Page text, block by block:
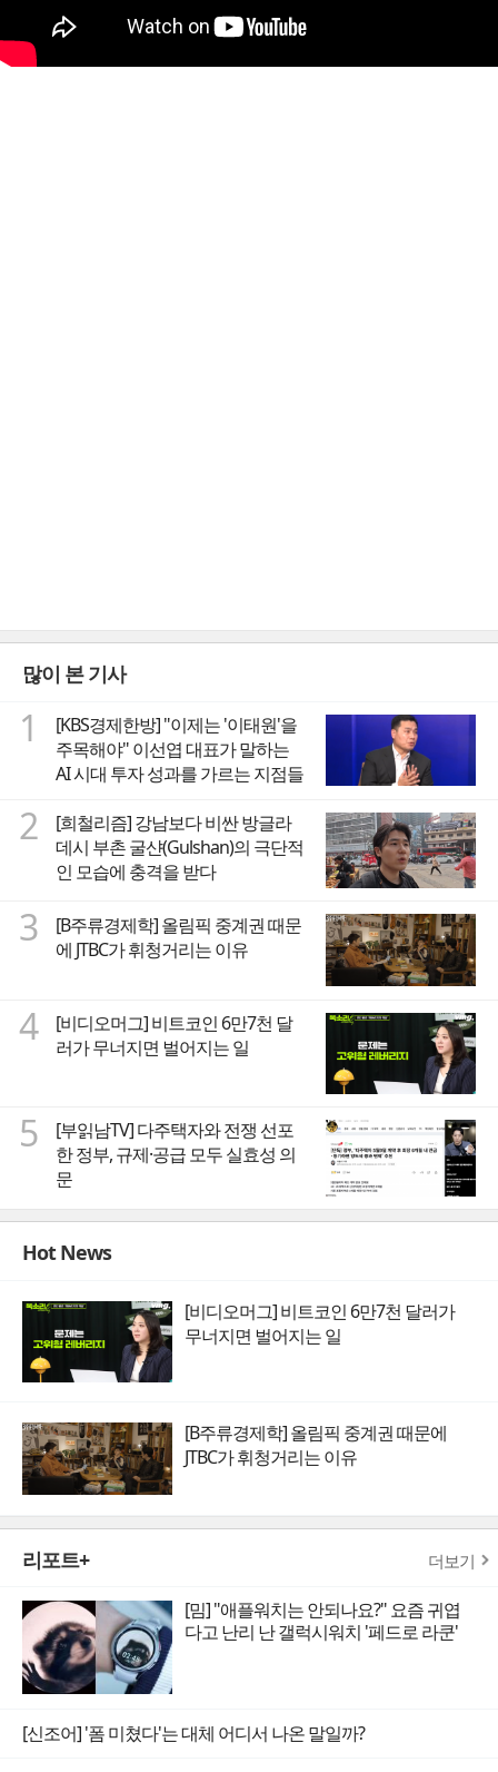
많이 본 기사
1
[KBS경제한방] "이제는 '이태원'을
주목해야" 이선엽 대표가 말하는
AI 시대 투자 성과를 가르는 지점들
2
[희철리즘] 강남보다 비싼 방글라
데시 부촌 굴샨(Gulshan)의 극단적
인 모습에 충격을 받다
3
[B주류경제학] 올림픽 중계권 때문
에 JTBC가 휘청거리는 이유
4
[비디오머그] 비트코인 6만7천 달
러가 무너지면 벌어지는 일
5
[부읽남TV] 다주택자와 전쟁 선포
한 정부, 규제·공급 모두 실효성 의
문
Hot News
[비디오머그] 비트코인 6만7천 달러가
무너지면 벌어지는 일
[B주류경제학] 올림픽 중계권 때문에
JTBC가 휘청거리는 이유
리포트+ 더보기
[밈] "애플워치는 안되나요?" 요즘 귀엽
다고 난리 난 갤럭시워치 '페드로 라쿤'
[신조어] '폼 미쳤다'는 대체 어디서 나온 말일까?